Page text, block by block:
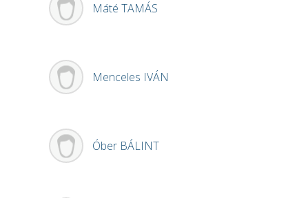
Máté TAMÁS
Menceles IVÁN
Óber BÁLINT